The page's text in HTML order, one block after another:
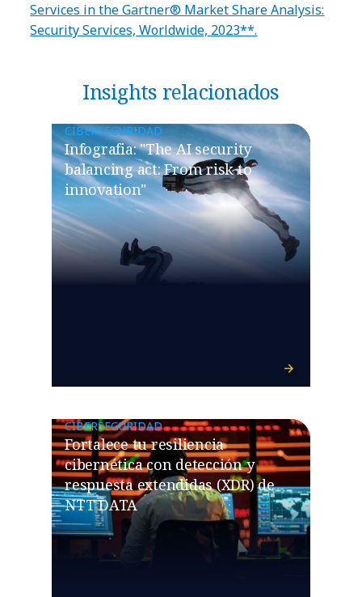
Services in the Gartner® Market Share Analysis:
Security Services, Worldwide, 2023**.
Insights relacionados
CIBERSEGURIDAD
Infografia: "The AI security
balancing act: From risk to
innovation"
CIBERSEGURIDAD
Fortalece tu resiliencia
cibernética con detección y
respuesta extendidas (XDR) de
NTT DATA